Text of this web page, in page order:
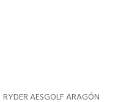
RYDER AESGOLF ARAGÓN